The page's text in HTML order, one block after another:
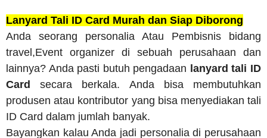
Lanyard Tali ID Card Murah dan Siap Diborong
Anda seorang personalia Atau Pembisnis bidang
travel,Event organizer di sebuah perusahaan dan
lainnya? Anda pasti butuh pengadaan lanyard tali ID
Cardsecara berkala. Anda bisa membutuhkan
produsen atau kontributor yang bisa menyediakan tali
ID Card dalam jumlah banyak.
Bayangkan kalau Anda jadi personalia di perusahaan